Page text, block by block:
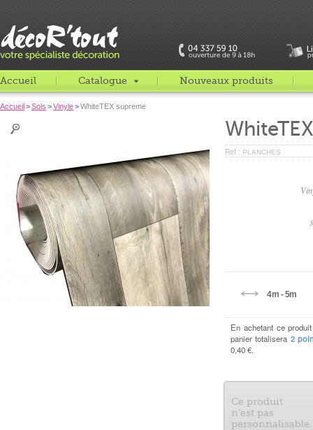
Accueil Catalogue Nouveaux produits
Accueil>Sols >Vinyle>WhiteTEX supreme
Ref : PLANCHES
4m - 5m
En achetant ce
panier totalisera 2
0,40 €.
Ce produit
n'est pas
personnalisable.